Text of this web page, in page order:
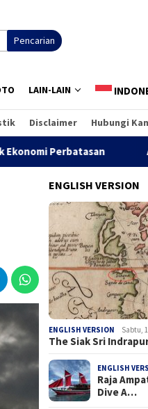
Pencarian
LAIN-LAIN
Disclaimer Hubungi
Akhir Teror Dua
ENGLISH VERSION
ENGLISH VERSION Sabtu,
The Siak Sri
ENGLISH
Raja
Dive A…